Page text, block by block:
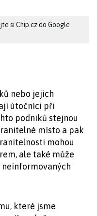
si Chip.cz do Google
nebo jejich
útočníci při
podniků stejnou
místo a pak
mohou
ale také může
které jsme